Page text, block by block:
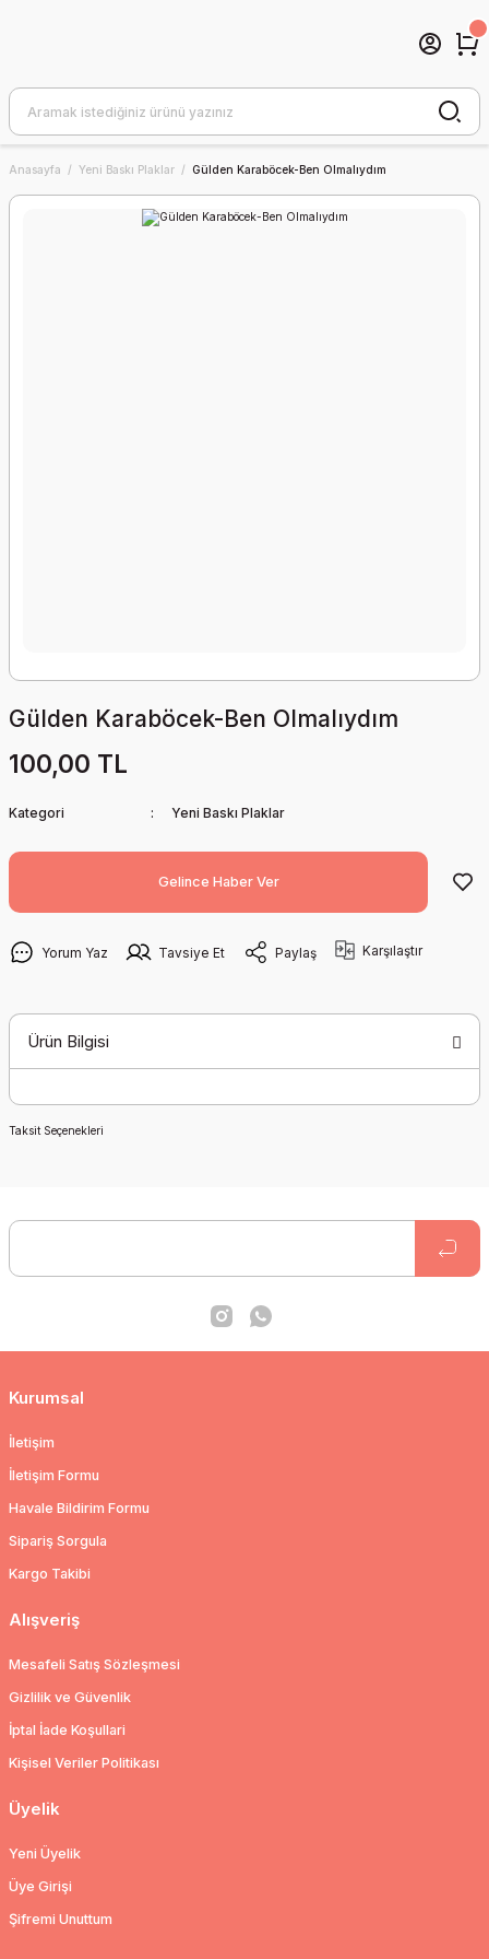
Anasayfa Yeni Baskı Plaklar Gülden Karaböcek-Ben Olmalıydım
Gülden Karaböcek-Ben Olmalıydım
100,00 TL
Kategori Yeni Baskı Plaklar
Gelince Haber Ver
Yorum Yaz Tavsiye Et Paylaş Karşılaştır
Ürün Bilgisi
Taksit Seçenekleri
Kurumsal
İletişim
İletişim Formu
Havale Bildirim Formu
Sipariş Sorgula
Kargo Takibi
Alışveriş
Mesafeli Satış Sözleşmesi
Gizlilik ve Güvenlik
İptal İade Koşullari
Kişisel Veriler Politikası
Üyelik
Yeni Üyelik
Üye Girişi
Şifremi Unuttum